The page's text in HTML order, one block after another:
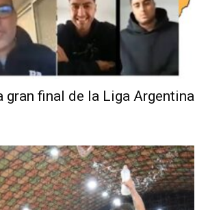
gran final de la Liga Argentina